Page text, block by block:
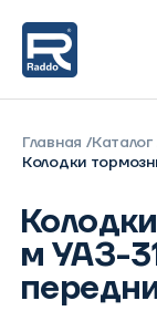
Главная Каталог
Колодки
м УАЗ-